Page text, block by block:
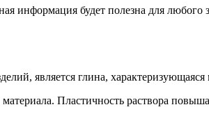
информация будет полезна для
является глина,
Пластичность раствора